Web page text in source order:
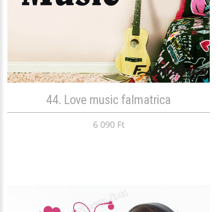
44. Love music falmatrica
6 090 Ft